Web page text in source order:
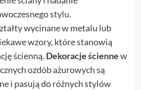
stylu.
wycinane w metalu lub
wzory, które stanowią
ścienną. Dekoracje ściennew
ozdób ażurowych są
i pasują do różnych stylów